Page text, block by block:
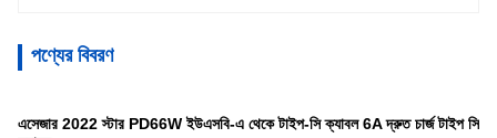
পণ্যের বিবরণ
এসেজার 2022 স্টার PD66W ইউএসবি-এ থেকে টাইপ-সি ক্যাবল 6A দ্রুত চার্জ টাইপ সি